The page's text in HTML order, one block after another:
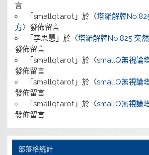
言
「 smallqtarot」於〈塔羅解牌
方〉發佈留言
「 李思慧」於〈塔羅解牌No.825 突
發佈留言
「 smallqtarot」於〈smallQ無視論
發佈留言
「 smallqtarot」於〈smallQ無視論
發佈留言
「 smallqtarot」於〈smallQ無視論
發佈留言
部落格統計